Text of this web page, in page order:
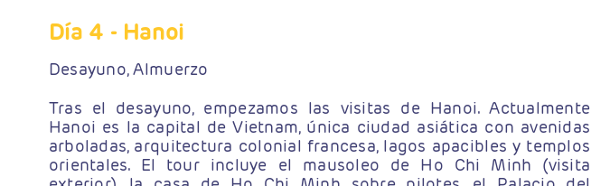
Día 4 - Hanoi
Desayuno, Almuerzo
Tras el desayuno, empezamos las visitas de Hanoi. Actualmente
Hanoi es la capital de Vietnam, única ciudad asiática con avenidas
arboladas, arquitectura colonial francesa, lagos apacibles y templos
orientales. El tour incluye el mausoleo de Ho Chi Minh (visita